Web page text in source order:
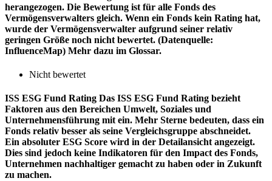
herangezogen. Die Bewertung ist für alle Fonds des
Vermögensverwalters gleich. Wenn ein Fonds kein Rating hat,
wurde der Vermögensverwalter aufgrund seiner relativ
geringen Größe noch nicht bewertet. (Datenquelle:
InfluenceMap) Mehr dazu im Glossar.
Nicht bewertet
ISS ESG Fund Rating Das ISS ESG Fund Rating bezieht
Faktoren aus den Bereichen Umwelt, Soziales und
Unternehmensführung mit ein. Mehr Sterne bedeuten, dass ein
Fonds relativ besser als seine Vergleichsgruppe abschneidet.
Ein absoluter ESG Score wird in der Detailansicht angezeigt.
Dies sind jedoch keine Indikatoren für den Impact des Fonds,
Unternehmen nachhaltiger gemacht zu haben oder in Zukunft
zu machen.